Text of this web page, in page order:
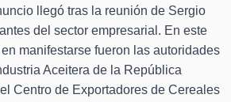
llegó tras la reunión de Sergio
del sector empresarial. En este
manifestarse fueron las autoridades
Aceitera de la República
Centro de Exportadores de Cereales